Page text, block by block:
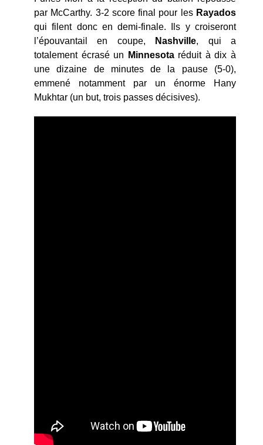
par McCarthy. 3-2 score final pour les Rayados
qui filent donc en demi-finale. Ils y croiseront
l’épouvantail en coupe,
Nashville, qui a
totalement écrasé un
Minnesotaréduit à dix à
une dizaine de minutes de la pause (5-0),
emmené notamment par un énorme Hany
Mukhtar (un but, trois passes décisives).